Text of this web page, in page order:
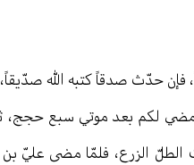
حدّث صدقاً كتبه الله
لكم بعد موتي سبع حجج،
الزرع، فلمّا مضى عليّ بن